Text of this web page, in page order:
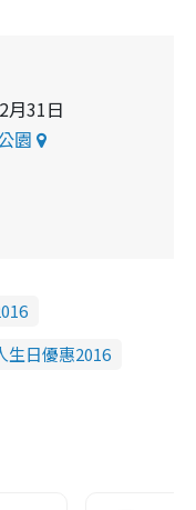
月31日
園
生日優惠2016